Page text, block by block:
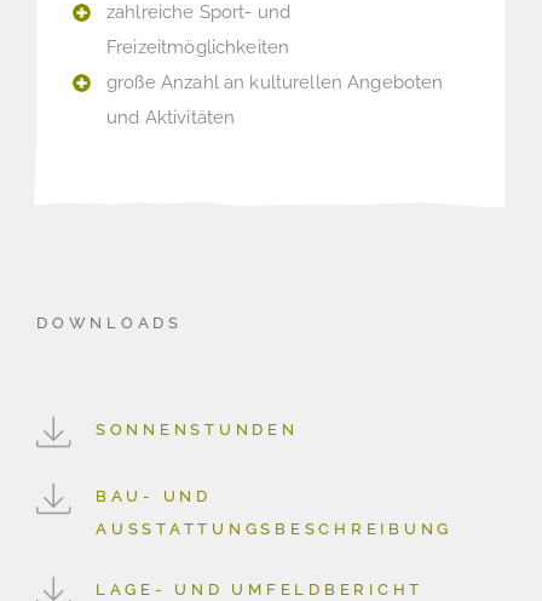
zahlreiche Sport- und
Freizeitmöglichkeiten
große Anzahl an kulturellen Angeboten
und Aktivitäten
DOWNLOADS
SONNENSTUNDEN
BAU- UND
AUSSTATTUNGSBESCHREIBUNG
LAGE- UND UMFELDBERICHT